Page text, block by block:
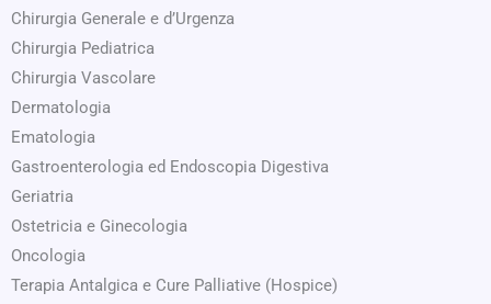
Chirurgia Generale e d’Urgenza
Chirurgia Pediatrica
Chirurgia Vascolare
Dermatologia
Ematologia
Gastroenterologia ed Endoscopia Digestiva
Geriatria
Ostetricia e Ginecologia
Oncologia
Terapia Antalgica e Cure Palliative (Hospice)